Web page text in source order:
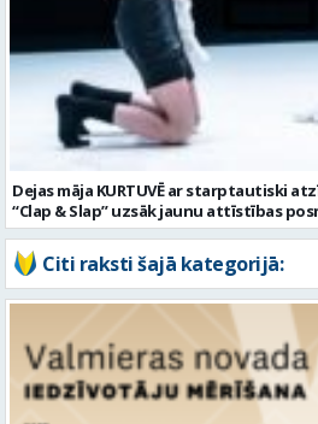
Dejas māja KURTUVĒ ar starptautiski
“Clap & Slap” uzsāk jaunu attīstības
Citi raksti šajā kategorijā: